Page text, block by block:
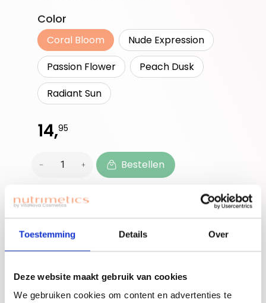
Toestemming Details Over
Deze website maakt gebruik van cookies
We gebruiken cookies om content en advertenties te
Selecteer
Color
Coral Bloom
Nude Expression
Passion Flower
Peach Dusk
Radiant Sun
14,95
Bestellen
Beauty | Community | Opportunity
Ben je nieuwe
accounthouder?
welkomstgift te
claimen!